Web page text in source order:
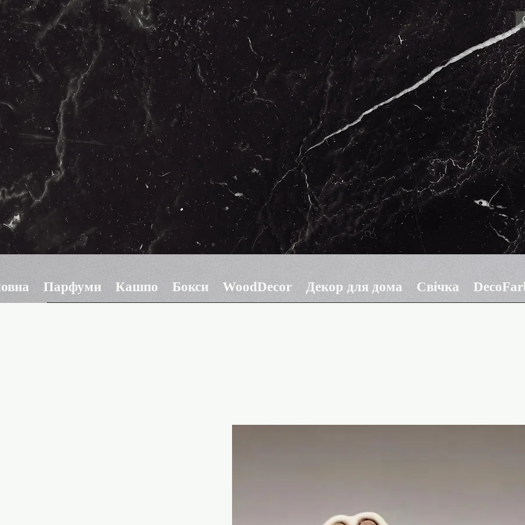
Парфуми Кашпо Бокси WoodDecor Декор для дома Свічка